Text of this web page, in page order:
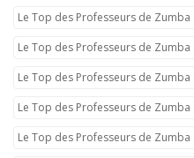
Le Top des Professeurs de Zumba
Le Top des Professeurs de Zumba
Le Top des Professeurs de Zumba
Le Top des Professeurs de Zumba
Le Top des Professeurs de Zumba